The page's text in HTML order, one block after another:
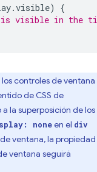
.visible)
{
is visible in the
controles de ventana
de CSS de
la superposición de los
noneen el div
ventana, la propiedad
ventana seguirá